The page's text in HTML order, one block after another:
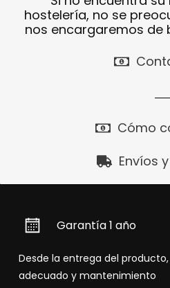
hostelería, no se
nos encargaremos de
Cómo
Envíos
Garantía 1 año
Desde la entrega del
adecuado y mantenimiento